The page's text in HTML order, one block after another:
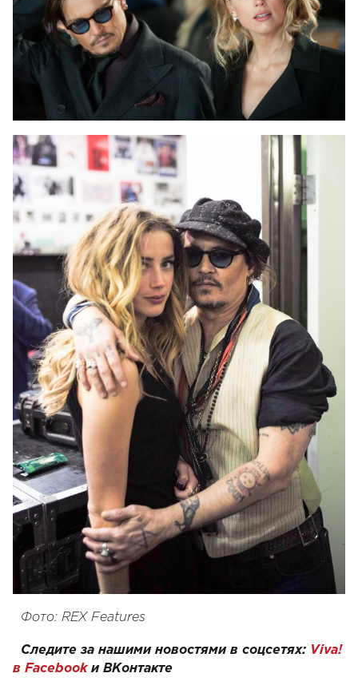
Фото: REX Features
Следите за нашими новостями в соцсетях: Viva!
в Facebookи ВКонтакте